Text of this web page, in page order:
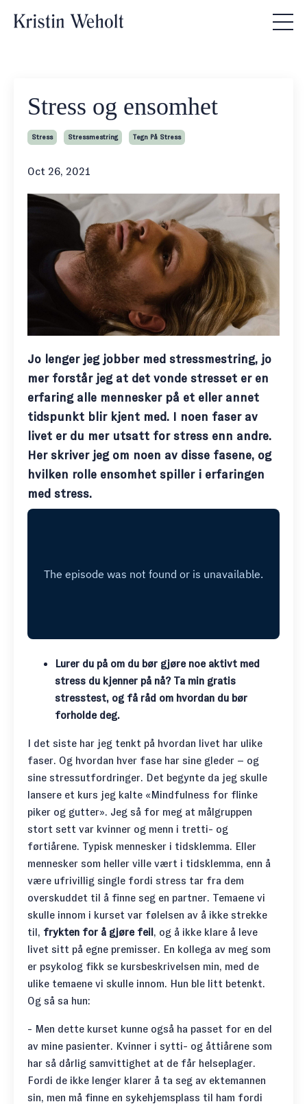
Stress og ensomhet
Stress Stressmestring Tegn På Stress
Oct 26, 2021
Jo lenger jeg jobber med stressmestring, jo
mer forstår jeg at det vonde stresset er en
erfaring alle mennesker på et eller annet
tidspunkt blir kjent med. I noen faser av
livet er du mer utsatt for stress enn andre.
Her skriver jeg om noen av disse fasene, og
hvilken rolle ensomhet spiller i erfaringen
med stress.
Lurer du på om du bør gjøre noe aktivt med
stress du kjenner på nå? Ta min gratis
stresstest, og få råd om hvordan du bør
forholde deg.
I det siste har jeg tenkt på hvordan livet har ulike
faser. Og hvordan hver fase har sine gleder – og
sine stressutfordringer. Det begynte da jeg skulle
lansere et kurs jeg kalte «Mindfulness for flinke
piker og gutter». Jeg så for meg at målgruppen
stort sett var kvinner og menn i tretti- og
førtiårene. Typisk mennesker i tidsklemma. Eller
mennesker som heller ville vært i tidsklemma, enn å
være ufrivillig single fordi stress tar fra dem
overskuddet til å finne seg en partner. Temaene vi
skulle innom i kurset var følelsen av å ikke strekke
til, frykten for å gjøre feil, og å ikke klare å leve
livet sitt på egne premisser. En kollega av meg som
er psykolog fikk se kursbeskrivelsen min, med de
ulike temaene vi skulle innom. Hun ble litt betenkt.
Og så sa hun:
- Men dette kurset kunne også ha passet for en del
av mine pasienter. Kvinner i sytti- og åttiårene som
har så dårlig samvittighet at de får helseplager.
Fordi de ikke lenger klarer å ta seg av ektemannen
sin, men må finne en sykehjemsplass til ham fordi